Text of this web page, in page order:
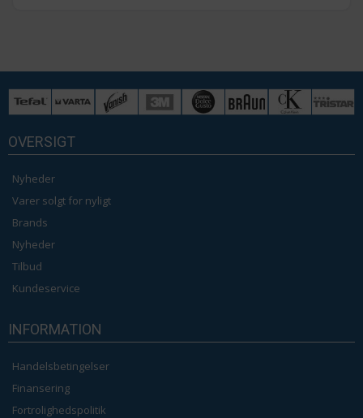
OVERSIGT
Nyheder
Varer solgt for nyligt
Brands
Nyheder
Tilbud
Kundeservice
INFORMATION
Handelsbetingelser
Finansering
Fortrolighedspolitik